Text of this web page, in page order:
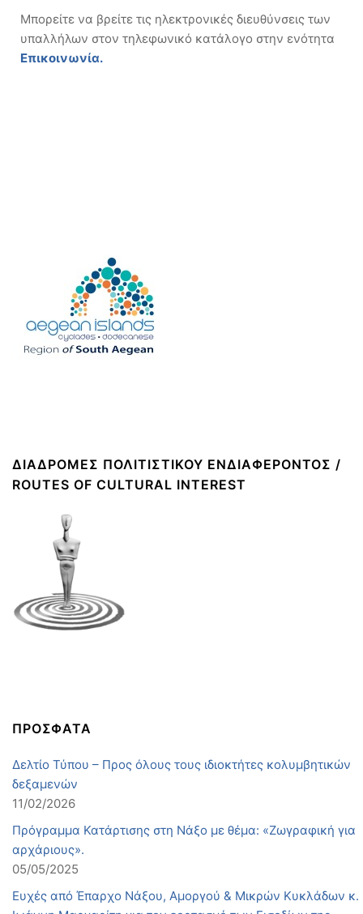
Μπορείτε να βρείτε τις ηλεκτρονικές διευθύνσεις των
υπαλλήλων στον τηλεφωνικό κατάλογο στην ενότητα
Επικοινωνία.
ΔΙΑΔΡΟΜΈΣ ΠΟΛΙΤΙΣΤΙΚΟΎ ΕΝΔΙΑΦΈΡΟΝΤΟΣ /
ROUTES OF CULTURAL INTEREST
ΠΡΟΣΦΑΤΑ
Δελτίο Τύπου – Προς όλους τους ιδιοκτήτες κολυμβητικών
δεξαμενών
11/02/2026
Πρόγραμμα Κατάρτισης στη Νάξο με θέμα: «Ζωγραφική για
αρχάριους».
05/05/2025
Ευχές από Έπαρχο Νάξου, Αμοργού & Μικρών Κυκλάδων κ.